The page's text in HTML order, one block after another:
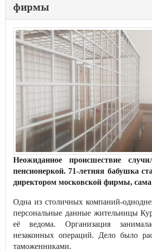
фирмы
Неожиданное происшествие
пенсионеркой. 71-летняя бабушка
директором московской фирмы, сама
Одна из столичных компаний-
персональные данные жительницы
её ведома. Организация
незаконных операций. Дело было
таможенниками.